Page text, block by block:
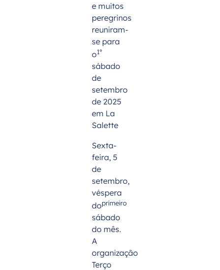
e muitos
peregrinos
reuniram-
se para
o1º
sábado
de
setembro
de 2025
em La
Salette
Sexta-
feira, 5
de
setembro,
véspera
doprimeiro
sábado
do mês.
A
organização
Terço